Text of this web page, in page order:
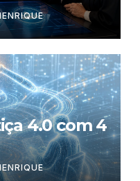
criminal
4.0 com 4